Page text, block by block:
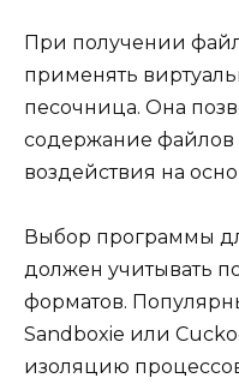
При получении
применять
песочница. Она
содержание файлов
воздействия на
Выбор программы
должен учитывать
форматов.
Sandboxie или
изоляцию